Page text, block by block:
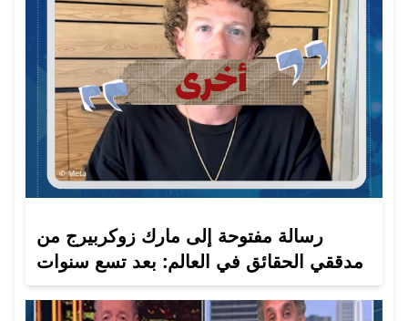
رسالة مفتوحة إلى مارك زوكربيرج من
مدققي الحقائق في العالم: بعد تسع سنوات